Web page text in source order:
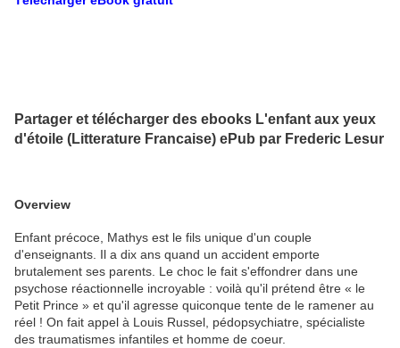
Partager et télécharger des ebooks L'enfant aux yeux
d'étoile (Litterature Francaise) ePub par Frederic Lesur
Overview
Enfant précoce, Mathys est le fils unique d'un couple
d'enseignants. Il a dix ans quand un accident emporte
brutalement ses parents. Le choc le fait s'effondrer dans une
psychose réactionnelle incroyable : voilà qu'il prétend être « le
Petit Prince » et qu'il agresse quiconque tente de le ramener au
réel ! On fait appel à Louis Russel, pédopsychiatre, spécialiste
des traumatismes infantiles et homme de coeur.